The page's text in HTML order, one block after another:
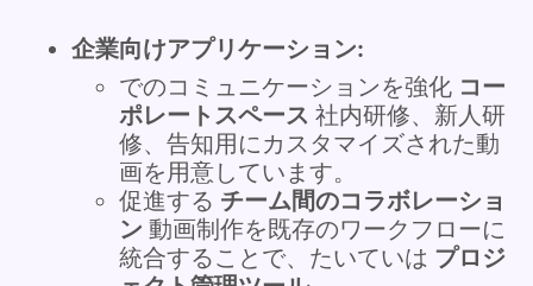
企業向けアプリケーション:
でのコミュニケーションを強化 コー
ポレートスペース 社内研修、新人研
修、告知用にカスタマイズされた動
画を用意しています。
促進する チーム間のコラボレーショ
ン 動画制作を既存のワークフローに
統合することで、たいていは プロジ